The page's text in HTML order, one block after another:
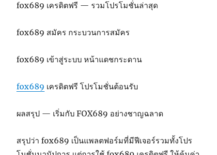
fox689 เครดิตฟรี — รวมโปรโมชั่นล่าสุด
fox689 สมัคร กระบวนการสมัคร
fox689 เข้าสู่ระบบ หน้าแดชกระดาน
fox689 เครดิตฟรี โปรโมชั่นต้อนรับ
ผลสรุป — เริ่มกับ FOX689 อย่างชาญฉลาด
สรุปว่า fox689 เป็นแพลตฟอร์มที่มีฟีเจอร์รวมทั้งโปร